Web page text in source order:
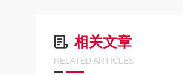
相关文章
RELATED ARTICLES